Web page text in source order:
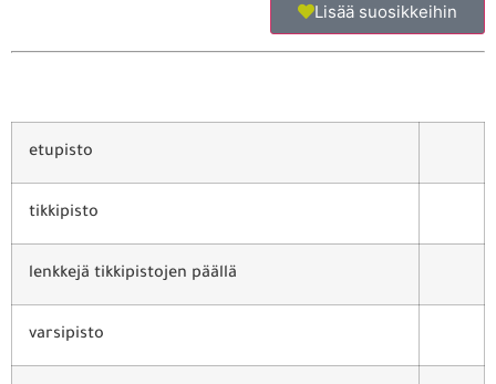
Lisää suosikkeihin
etupisto
tikkipisto
lenkkejä tikkipistojen päällä
varsipisto